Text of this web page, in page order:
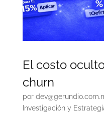
El costo
churn
por
Investigación y